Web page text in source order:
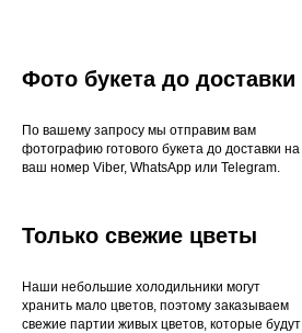
Фото букета до доставки
По вашему запросу мы отправим вам
фотографию готового букета до доставки на
ваш номер Viber, WhatsApp или Telegram.
Только свежие цветы
Наши небольшие холодильники могут
хранить мало цветов, поэтому заказываем
свежие партии живых цветов, которые будут